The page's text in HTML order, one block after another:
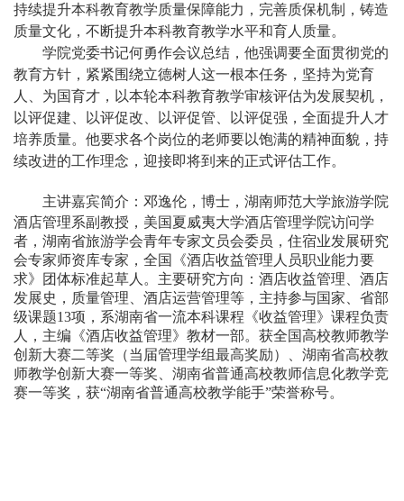
持续提升本科教育教学质量保障能力，完善质保机制，铸造
质量文化，不断提升本科教育教学水平和育人质量。
学院党委书记何勇作会议总结，他强调要全面贯彻党的
教育方针，紧紧围绕立德树人这一根本任务，坚持为党育
人、为国育才，以本轮本科教育教学审核评估为发展契机，
以评促建、以评促改、以评促管、以评促强，全面提升人才
培养质量。他要求各个岗位的老师要以饱满的精神面貌，持
续改进的工作理念，迎接即将到来的正式评估工作。
主讲嘉宾简介： 邓逸伦，博士，湖南师范大学旅游学院
酒店管理系副教授，美国夏威夷大学酒店管理学院访问学
者，湖南省旅游学会青年专家文员会委员，住宿业发展研究
会专家师资库专家，全国《酒店收益管理人员职业能力要
求》团体标准起草人。主要研究方向：酒店收益管理、酒店
发展史，质量管理、酒店运营管理等，主持参与国家、省部
级课题13项，系湖南省一流本科课程《收益管理》课程负责
人，主编《酒店收益管理》教材一部。获全国高校教师教学
创新大赛二等奖（当届管理学组最高奖励）、湖南省高校教
师教学创新大赛一等奖、湖南省普通高校教师信息化教学竞
赛一等奖，获“湖南省普通高校教学能手”荣誉称号。